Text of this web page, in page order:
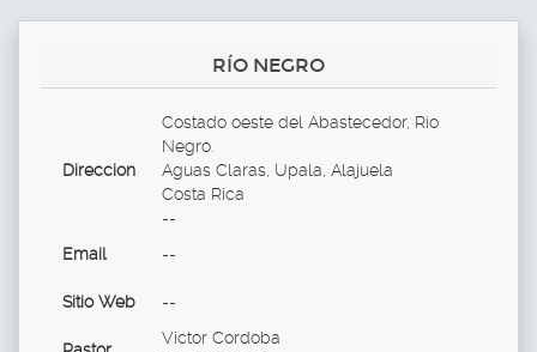
RÍO NEGRO
Direccion
Costado oeste del Abastecedor, Río
Negro.
Aguas Claras, Upala, Alajuela
Costa Rica
--
Email
--
Sitio Web --
Victor Cordoba